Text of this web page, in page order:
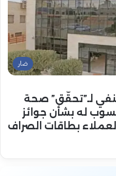
ضار
لـ”تحقّق” صحة
له بشأن جوائز
بطاقات الصراف